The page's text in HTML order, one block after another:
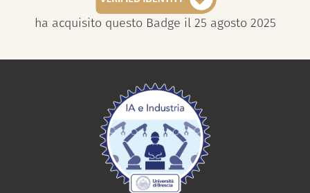
ha acquisito questo Badge il 25 agosto 2025